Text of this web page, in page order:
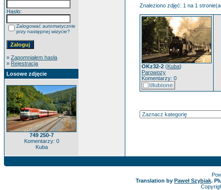
Hasło:
Zalogować automatycznie
przy następnej wizycie?
» Zapomniałem hasła
» Rejestracja
Losowe zdjęcie
749 250-7
Komentarzy: 0
Kuba
Znaleziono zdjęć: 1 na 1
OKz32-2 (Kuba)
Parowozy
Komentarzy: 0
Translation by Paweł Szybiak.